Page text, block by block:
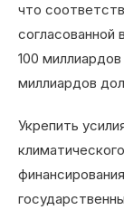
что
согласованной
100
миллиардов
Укрепить